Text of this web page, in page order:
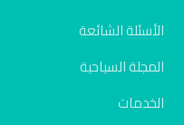
الأسئلة الشائعة
المجلة السياحية
الخدمات